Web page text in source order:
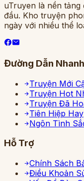
uTruyen là nền
đầu. Kho truyện
ngày với nhiều thể
Đường Dẫn Nhanh
Truyện Mới
Truyện Hot
Truyện Đã
Tiên Hiệp Hay
Ngôn Tình
Hỗ Trợ
Chính Sách
Điều Khoản